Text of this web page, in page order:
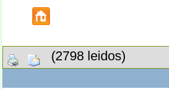
(2798 leidos)